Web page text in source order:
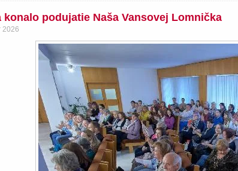
konalo podujatie Naša Vansovej Lomnička
2026